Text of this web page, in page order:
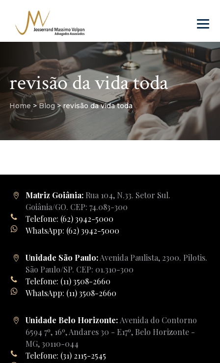
revisão da vida toda
Home >Blog >revisão da vida toda
Matriz Goiânia:Rua 104, N.33. Setor Sul.
Goiânia/GO. CEP: 74.083-300
Telefone: (62) 3942-5000
WhatsApp: (62) 3942-5000
Unidade São Paulo:Avenida Paulista, 2300. Pilotis.
São Paulo/SP. CEP: 01.310-300
Telefone: (11) 3508-2660
WhatsApp: (11) 3508-2660
Unidade Belo Horizonte: Avenida do Contorno
6594 7º, 16º, Andares 30 - E17º, Belo Horizonte -
MG, 30110-044
Telefone: (31) 2115-2545